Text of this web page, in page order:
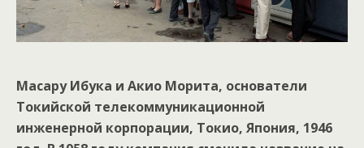
Масару Ибука и Акио Морита, основатели
Токийской телекоммуникационной
инженерной корпорации, Токио, Япония, 1946